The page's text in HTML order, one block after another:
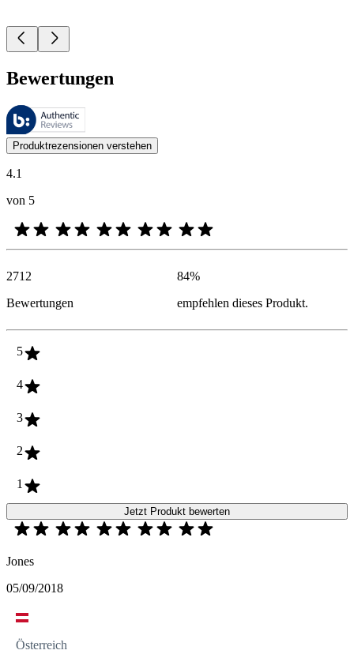
Bewertungen
Diese Bewertungen werden von Bazaarvoice verwaltet und
Kundenmeinungen in Form von Produkt- und Sternebewertungen
Produktrezensionen verstehen
4.1
von 5
2712
Bewertungen
84%
empfehlen dieses Produkt.
5
4
3
2
1
Jetzt Produkt bewerten
Jones
05/09/2018
Österreich